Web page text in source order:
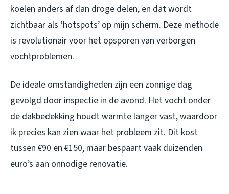
koelen anders af dan droge delen, en dat wordt
zichtbaar als ‘hotspots’ op mijn scherm. Deze methode
is revolutionair voor het opsporen van verborgen
vochtproblemen.
De ideale omstandigheden zijn een zonnige dag
gevolgd door inspectie in de avond. Het vocht onder
de dakbedekking houdt warmte langer vast, waardoor
ik precies kan zien waar het probleem zit. Dit kost
tussen €90 en €150, maar bespaart vaak duizenden
euro’s aan onnodige renovatie.